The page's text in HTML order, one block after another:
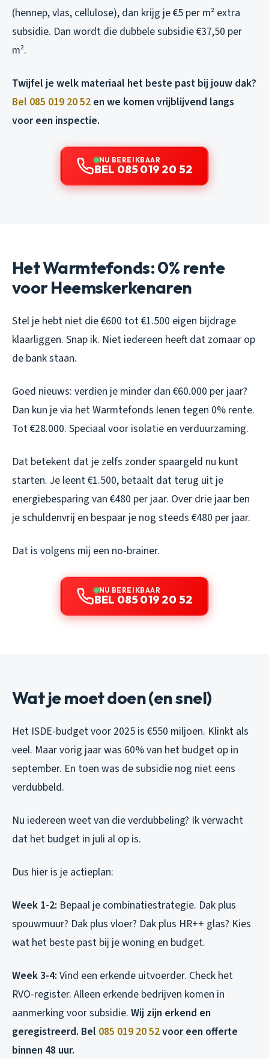
(hennep, vlas, cellulose), dan krijg je €5 per m² extra
subsidie. Dan wordt die dubbele subsidie €37,50 per
m².
Twijfel je welk materiaal het beste past bij jouw dak?
Bel 085 019 20 52 en we komen vrijblijvend langs
voor een inspectie.
NU BEREIKBAAR
BEL 085 019 20 52
Het Warmtefonds: 0% rente
voor Heemskerkenaren
Stel je hebt niet die €600 tot €1.500 eigen bijdrage
klaarliggen. Snap ik. Niet iedereen heeft dat zomaar op
de bank staan.
Goed nieuws: verdien je minder dan €60.000 per jaar?
Dan kun je via het Warmtefonds lenen tegen 0% rente.
Tot €28.000. Speciaal voor isolatie en verduurzaming.
Dat betekent dat je zelfs zonder spaargeld nu kunt
starten. Je leent €1.500, betaalt dat terug uit je
energiebesparing van €480 per jaar. Over drie jaar ben
je schuldenvrij en bespaar je nog steeds €480 per jaar.
Dat is volgens mij een no-brainer.
NU BEREIKBAAR
BEL 085 019 20 52
Wat je moet doen (en snel)
Het ISDE-budget voor 2025 is €550 miljoen. Klinkt als
veel. Maar vorig jaar was 60% van het budget op in
september. En toen was de subsidie nog niet eens
verdubbeld.
Nu iedereen weet van die verdubbeling? Ik verwacht
dat het budget in juli al op is.
Dus hier is je actieplan:
Week 1-2: Bepaal je combinatiestrategie. Dak plus
spouwmuur? Dak plus vloer? Dak plus HR++ glas? Kies
wat het beste past bij je woning en budget.
Week 3-4: Vind een erkende uitvoerder. Check het
RVO-register. Alleen erkende bedrijven komen in
aanmerking voor subsidie. Wij zijn erkend en
geregistreerd. Bel 085 019 20 52voor een offerte
binnen 48 uur.